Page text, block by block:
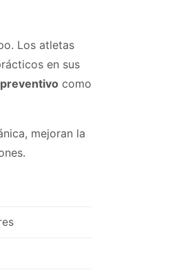
Los atletas
en sus
como
mejoran la